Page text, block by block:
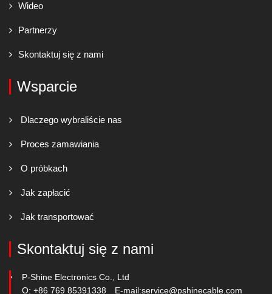
Wideo
Partnerzy
Skontaktuj się z nami
Wsparcie
Dlaczego wybraliście nas
Proces zamawiania
O próbkach
Jak zapłacić
Jak transportować
Skontaktuj się z nami
P-Shine Electronics Co., Ltd
O: +86 769 85391338
E-mail:service@pshinecable.com